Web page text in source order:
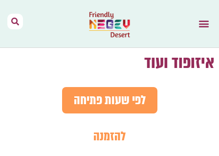
איזופוד ועוד
לפי שעות פתיחה
להזמנה